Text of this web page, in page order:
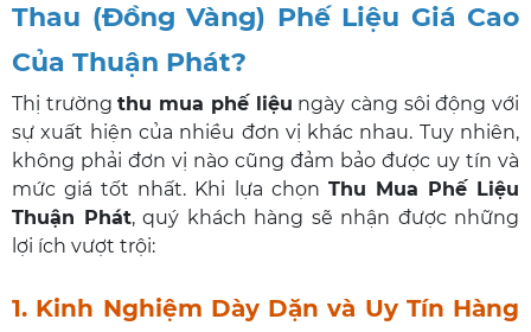
Thau (Đồng Vàng) Phế Liệu Giá Cao
Của Thuận Phát?
Thị trườngthu mua phế liệu ngày càng sôi động với
sự xuất hiện của nhiều đơn vị khác nhau. Tuy nhiên,
không phải đơn vị nào cũng đảm bảo được uy tín và
mức giá tốt nhất. Khi lựa chọn Thu Mua Phế Liệu
Thuận Phát, quý khách hàng sẽ nhận được những
lợi ích vượt trội:
1. Kinh Nghiệm Dày Dặn và Uy Tín Hàng